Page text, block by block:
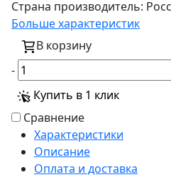
Страна производитель:
Больше характеристик
В корзину
-
Купить в 1 клик
Сравнение
Характеристики
Описание
Оплата и доставка